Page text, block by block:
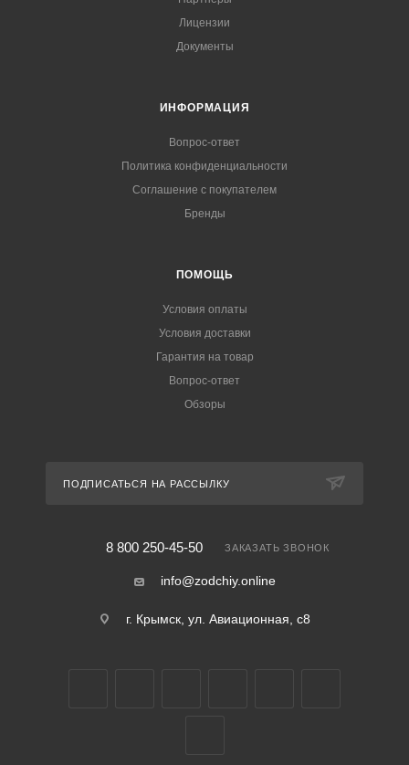
Лицензии
Документы
ИНФОРМАЦИЯ
Вопрос-ответ
Политика конфиденциальности
Соглашение с покупателем
Бренды
ПОМОЩЬ
Условия оплаты
Условия доставки
Гарантия на товар
Вопрос-ответ
Обзоры
ПОДПИСАТЬСЯ НА РАССЫЛКУ
8 800 250-45-50 ЗАКАЗАТЬ ЗВОНОК
info@zodchiy.online
г. Крымск, ул. Авиационная, с8